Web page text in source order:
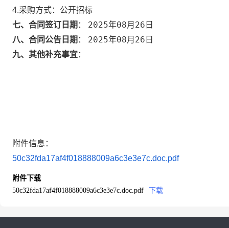
4.采购方式： 公开招标
七、合同签订日期 ： 2025年08月26日
八、合同公告日期 ： 2025年08月26日
九、其他补充事宜：
附件信息：
50c32fda17af4f018888009a6c3e3e7c.doc.pdf
附件下载
50c32fda17af4f018888009a6c3e3e7c.doc.pdf
下载